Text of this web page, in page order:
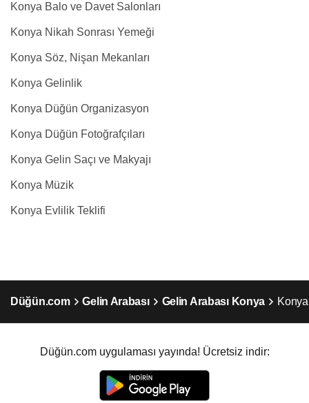
Konya Balo ve Davet Salonları
Konya Nikah Sonrası Yemeği
Konya Söz, Nişan Mekanları
Konya Gelinlik
Konya Düğün Organizasyon
Konya Düğün Fotoğrafçıları
Konya Gelin Saçı ve Makyajı
Konya Müzik
Konya Evlilik Teklifi
Düğün.com Gelin Arabası Gelin Arabası Konya
Düğün.com uygulaması yayında! Ücretsiz indir: